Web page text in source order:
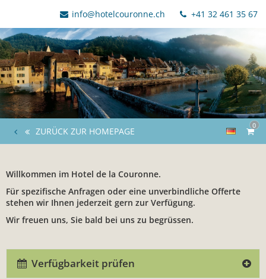
info@hotelcouronne.ch +41 32 461 35 67
0
ZURÜCK ZUR HOMEPAGE
Willkommen im Hotel de la Couronne.
Für spezifische Anfragen oder eine unverbindliche Offerte
stehen wir Ihnen jederzeit gern zur Verfügung.
Wir freuen uns, Sie bald bei uns zu begrüssen.
Verfügbarkeit prüfen